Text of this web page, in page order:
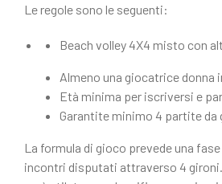
Le regole sono le seguenti:
Beach volley 4X4 misto con
Almeno una giocatrice donna
Età minima per iscriversi e
Garantite minimo 4 partite da
La formula di gioco prevede una
incontri disputati attraverso 4